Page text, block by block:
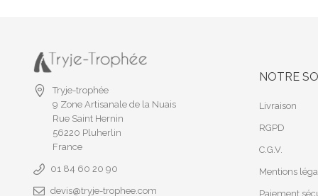
Tryje-trophée
9 Zone Artisanale de la Nuais
Rue Saint Hernin
56220 Pluherlin
France
01 84 60 20 90
devis@tryje-trophee.com
NOTRE
Livraison
RGPD
C.G.V.
Mentions
Paiement